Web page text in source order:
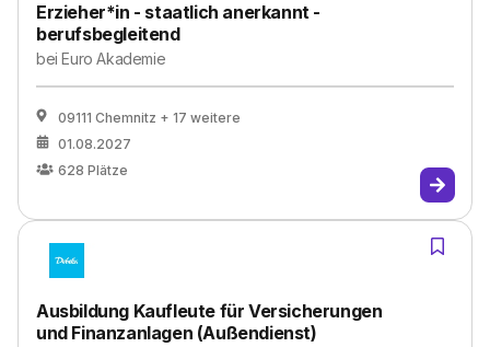
Erzieher*in - staatlich anerkannt -
berufsbegleitend
beiEuro Akademie
09111 Chemnitz + 17 weitere
01.08.2027
628 Plätze
Ausbildung Kaufleute für Versicherungen
und Finanzanlagen (Außendienst)